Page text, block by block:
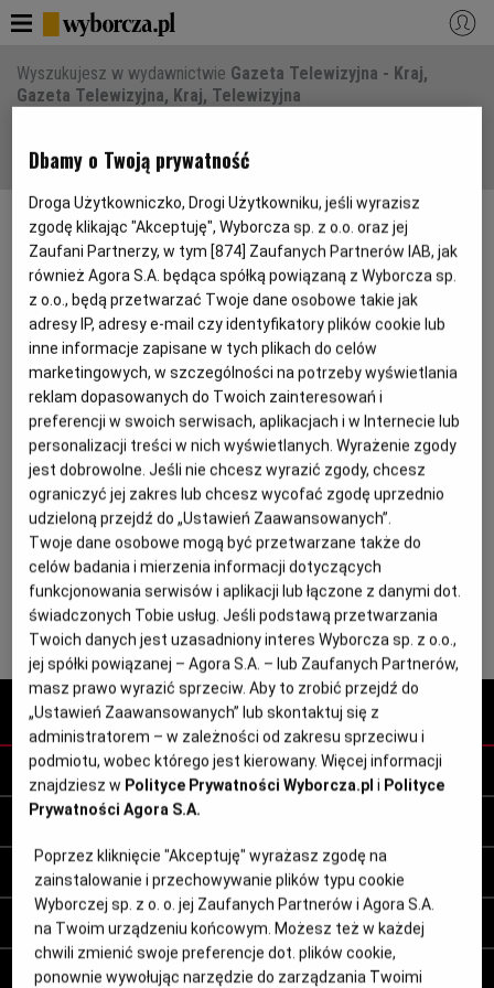
WYBORCZA.PL
Świat
Kultura Nauka
Opinie Jutronauci
Osiem dziewięć Sport
BiQdata Akcje społeczne
Więcej
NASZE SERWISY
Serwisy lokalne Wyborcza.pl
Magazyny Wyborcza Classic
Wyborcza.biz Wysokie Obcasy
BIQdata Jutronauci
Archiwum Inne serwisy
Wyszukujesz w wydawnictwie Gazeta Telewizyjna - Kraj,
Gazeta Telewizyjna, Kraj, Telewizyjna
Filtrowanie
Trafność Najnowsze Najstarsze
Drogi czytelniku,
jesteś teraz w archiwum tekstów wybranego w
poprzednim kroku tytułu. Wpisz interesujący Cię
temat lub nazwisko autora w pustym polu powyżej.
Przyjemnej lektury!
Wyborcza.pl
Wyborcza.pl
Kraj
News from Poland Opinie
Nauka Zdrowie
Klimat i środowisko Kultura
Sport Witamy w Polsce
Wyborcza.biz
Aktualności Zakupy i finanse
Giełda Kursy walut
ZUS i emerytury Cyberbezpieczeństwo
Polski Ład Praca
Serwisy lokalne
Białystok Bielsko-Biała
Bydgoszcz Częstochowa
Wysokieobcasy.pl
Głosy Kobiet
Magazyny
Dbamy o Twoją prywatność
Droga Użytkowniczko, Drogi Użytkowniku, jeśli wyrazisz
zgodę klikając "Akceptuję", Wyborcza sp. z o.o. oraz jej
Zaufani Partnerzy, w tym [874 ] Zaufanych Partnerów IAB, jak
również Agora S.A. będąca spółką powiązaną z Wyborcza sp.
z o.o., będą przetwarzać Twoje dane osobowe takie jak
adresy IP, adresy e-mail czy identyfikatory plików cookie lub
inne informacje zapisane w tych plikach do celów
marketingowych, w szczególności na potrzeby wyświetlania
reklam dopasowanych do Twoich zainteresowań i
preferencji w swoich serwisach, aplikacjach i w Internecie lub
personalizacji treści w nich wyświetlanych. Wyrażenie zgody
jest dobrowolne. Jeśli nie chcesz wyrazić zgody, chcesz
ograniczyć jej zakres lub chcesz wycofać zgodę uprzednio
udzieloną przejdź do „Ustawień Zaawansowanych”.
Twoje dane osobowe mogą być przetwarzane także do
celów badania i mierzenia informacji dotyczących
funkcjonowania serwisów i aplikacji lub łączone z danymi dot.
świadczonych Tobie usług. Jeśli podstawą przetwarzania
Twoich danych jest uzasadniony interes Wyborcza sp. z o.o.,
jej spółki powiązanej – Agora S.A. – lub Zaufanych Partnerów,
masz prawo wyrazić sprzeciw. Aby to zrobić przejdź do
„Ustawień Zaawansowanych” lub skontaktuj się z
administratorem – w zależności od zakresu sprzeciwu i
podmiotu, wobec którego jest kierowany. Więcej informacji
znajdziesz w Polityce Prywatności Wyborcza.pl i Polityce
Prywatności Agora S.A.
Poprzez kliknięcie "Akceptuję" wyrażasz zgodę na
zainstalowanie i przechowywanie plików typu cookie
Wyborczej sp. z o. o. jej Zaufanych Partnerów i Agora S.A.
na Twoim urządzeniu końcowym. Możesz też w każdej
chwili zmienić swoje preferencje dot. plików cookie,
ponownie wywołując narzędzie do zarządzania Twoimi